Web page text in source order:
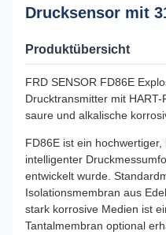
Drucksensor mit
Produktübersicht
FRD SENSOR FD86E
Drucktransmitter mit
saure und alkalische
FD86E ist ein
intelligenter
entwickelt wurde.
Isolationsmembran aus
stark korrosive Medien ist
Tantalmembran optional